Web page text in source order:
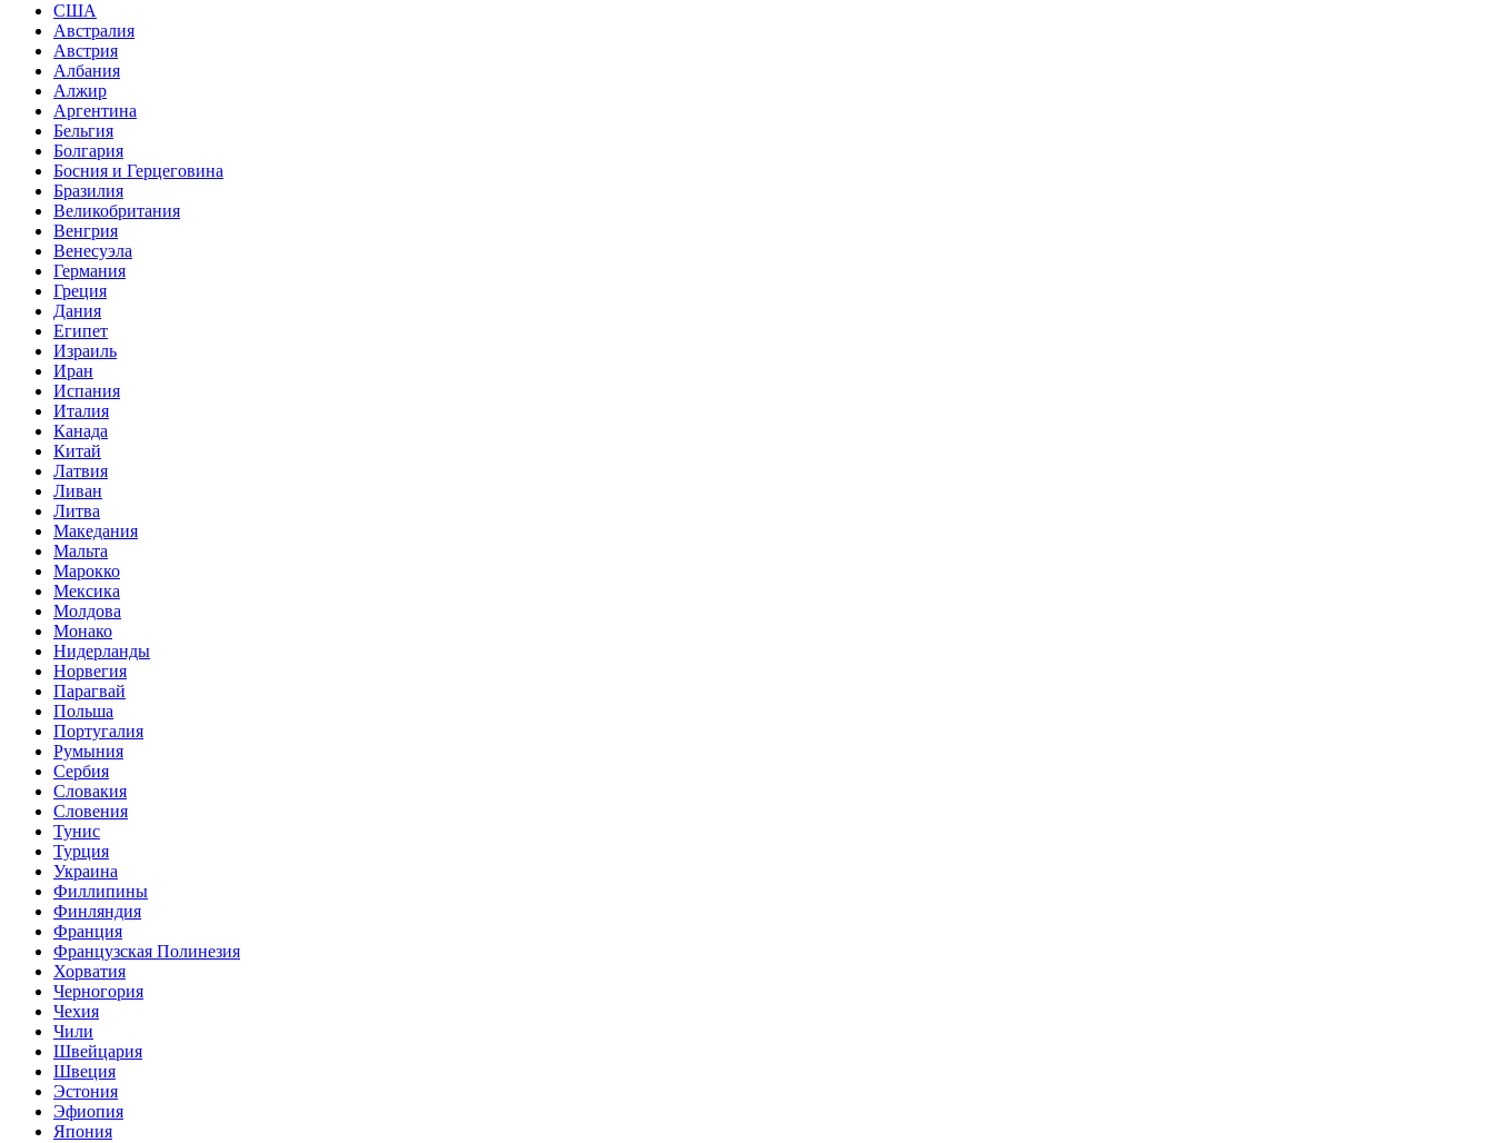
США
Австралия
Австрия
Албания
Алжир
Аргентина
Бельгия
Болгария
Босния и Герцеговина
Бразилия
Великобритания
Венгрия
Венесуэла
Германия
Греция
Дания
Египет
Израиль
Иран
Испания
Италия
Канада
Китай
Латвия
Ливан
Литва
Македания
Мальта
Марокко
Мексика
Молдова
Монако
Нидерланды
Норвегия
Парагвай
Польша
Португалия
Румыния
Сербия
Словакия
Словения
Тунис
Турция
Украина
Филлипины
Финляндия
Франция
Французская Полинезия
Хорватия
Черногория
Чехия
Чили
Швейцария
Швеция
Эстония
Эфиопия
Япония